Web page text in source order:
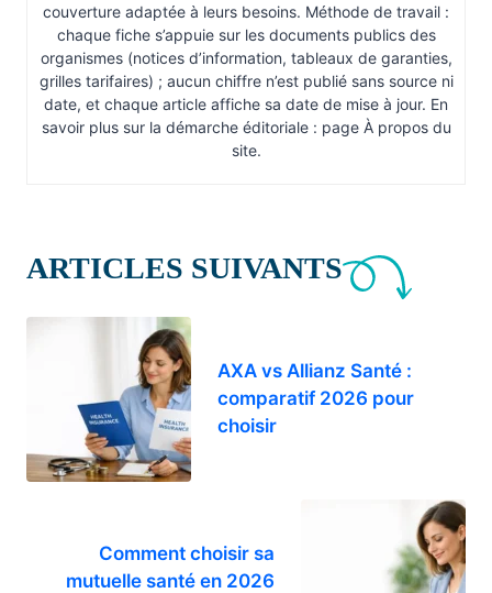
couverture adaptée à leurs besoins. Méthode de travail :
chaque fiche s’appuie sur les documents publics des
organismes (notices d’information, tableaux de garanties,
grilles tarifaires) ; aucun chiffre n’est publié sans source ni
date, et chaque article affiche sa date de mise à jour. En
savoir plus sur la démarche éditoriale : page À propos du
site.
ARTICLES SUIVANTS
AXA vs Allianz Santé :
comparatif 2026 pour
choisir
Comment choisir sa
mutuelle santé en 2026